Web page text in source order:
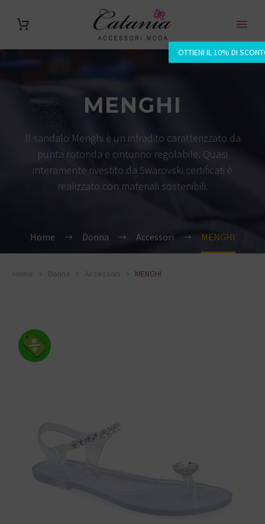
OTTIENI IL 10% DI
MENGHI
Il sandalo Menghi è un infradito caratterizzato da
punta rotonda e cinturino regolabile. Quasi
interamente rivestito da Swarovski certificati è
realizzato con materiali sostenibili.
Home Donna Accessori MENGHI
Home Donna Accessori MENGHI